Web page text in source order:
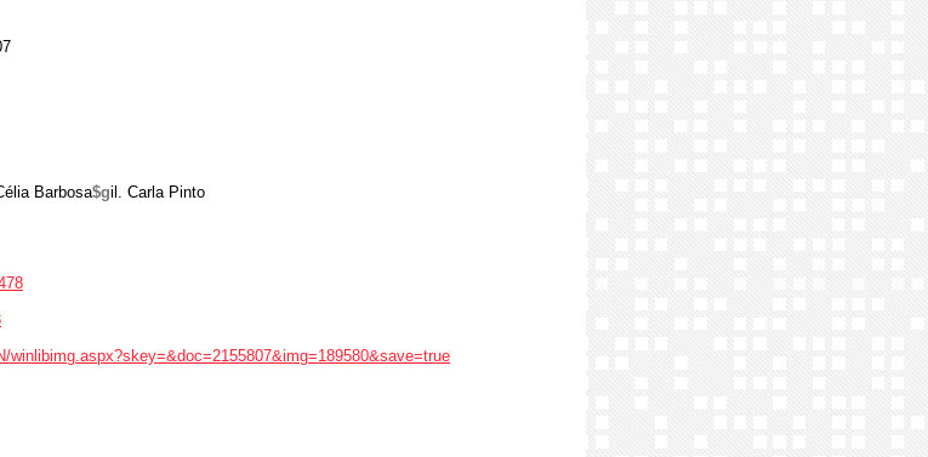
Barbosa$gil. Carla Pinto
winlibimg.aspx?skey=&doc=2155807&img=189580&save=true